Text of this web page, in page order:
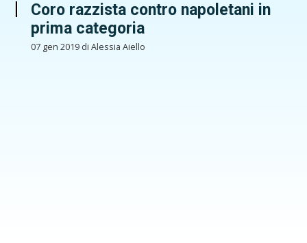
Coro razzista contro napoletani in
prima categoria
07 gen 2019 di Alessia Aiello